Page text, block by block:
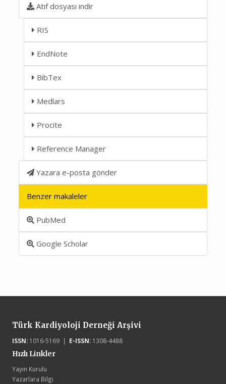
Atıf dosyası indir
RIS
EndNote
BibTex
Medlars
Procite
Reference Manager
Yazara e-posta gönder
Benzer makaleler
PubMed
Google Scholar
Türk Kardiyoloji Derneği Arşivi
ISSN:1016-5169 | E-ISSN:1308-4488
Hızlı Linkler
Yayın Kurulu
Yazarlara Bilgi